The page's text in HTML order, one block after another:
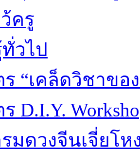
ครู
วไป
“เคล็ดวิชาขอ
D.I.Y.
มดวงจีนเจี่ยโห